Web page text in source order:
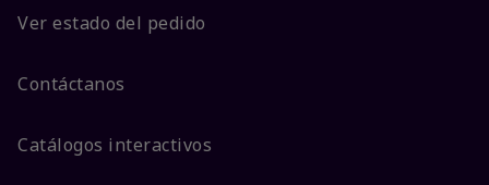
Ver estado del pedido
Contáctanos
Catálogos interactivos